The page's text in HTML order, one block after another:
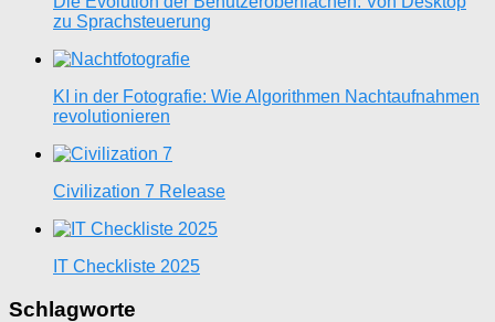
zu Sprachsteuerung
KI in der Fotografie: Wie Algorithmen Nachtaufnahmen
revolutionieren
Civilization 7 Release
IT Checkliste 2025
Schlagworte